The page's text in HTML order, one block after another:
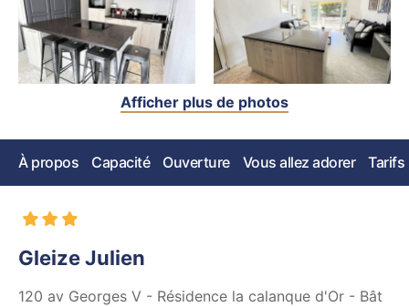
Afficher plus de photos
À propos Capacité Ouverture Vous allez adorer Tarifs
Gleize Julien
120 av Georges V - Résidence la calanque d'Or - Bât